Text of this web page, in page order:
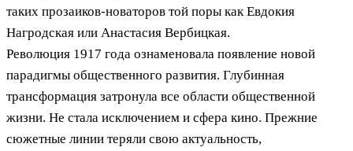
таких прозаиков-новаторов той поры как Евдокия
Нагродская или Анастасия Вербицкая.
Революция 1917 года ознаменовала появление новой
парадигмы общественного развития. Глубинная
трансформация затронула все области общественной
жизни. Не стала исключением и сфера кино. Прежние
сюжетные линии теряли свою актуальность,